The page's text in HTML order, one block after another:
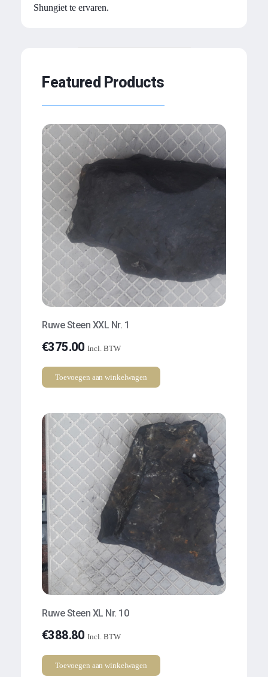
Shungiet te ervaren.
Featured Products
Ruwe Steen XXL Nr. 1
€375.00 Incl. BTW
Toevoegen aan winkelwagen
Ruwe Steen XL Nr. 10
€388.80 Incl. BTW
Toevoegen aan winkelwagen